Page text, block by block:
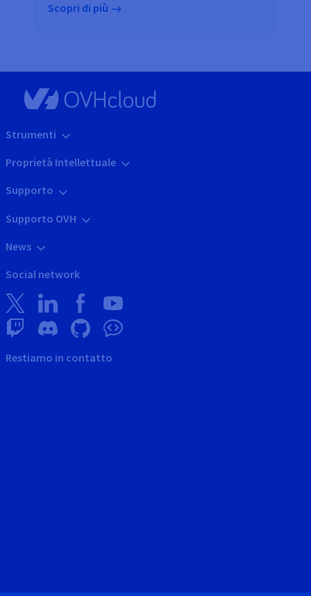
Scopri di più
Strumenti
Proprietà Intellettuale
Supporto
Supporto OVH
News
Social network
Restiamo in contatto